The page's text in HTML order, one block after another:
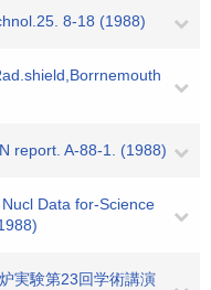
8-18 (1988)
report. A-88-1. (1988)
Data for-Science
実験第23回学術講演